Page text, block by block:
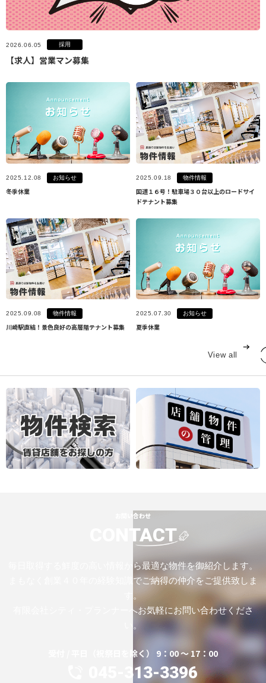
2026.06.05 採用
【求人】営業マン募集
2025.12.08 お知らせ
冬季休業
2025.09.18 物件情報
国道１６号！駐車場３０台以上のロードサイ
ドテナント募集
2025.09.08 物件情報
川崎駅直結！景色良好の高層階テナント募集
2025.07.30 お知らせ
夏季休業
View all
お問い合わせ
CONTACT
毎日取得する鮮度の高い情報から最適な物件を御紹介します。
まもなく創業４０年の経験知識でご納得の仲介をご提供致しま
す。
有限会社シティ・プランナーへお気軽にお問い合わせくださ
い。
受付 / 平日（祝祭日を除く） 9：00 ～ 17：00
045-313-3396